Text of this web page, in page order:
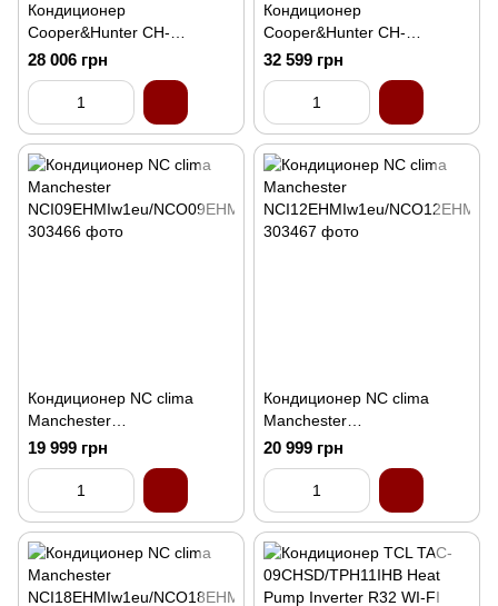
Кондиционер
Cooper&Hunter CH-
S12FTXQ2-NG (WI-FI)
28 006 грн
Кондиционер
Cooper&Hunter CH-
S18FTXF2-NG Vital 55м2
инвертор
32 599 грн
Кондиционер NC clima
Manchester
NCI09EHMIw1eu/NCO09EH
MIw1eu
19 999 грн
Кондиционер NC clima
Manchester
NCI12EHMIw1eu/NCO12EH
MIw1eu
20 999 грн